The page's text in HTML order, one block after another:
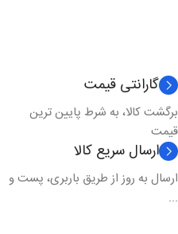
گارانتی قیمت
برگشت کالا، به شرط پایین ترین
قیمت
ارسال سریع کالا
ارسال به روز از طریق باربری، پست و
...